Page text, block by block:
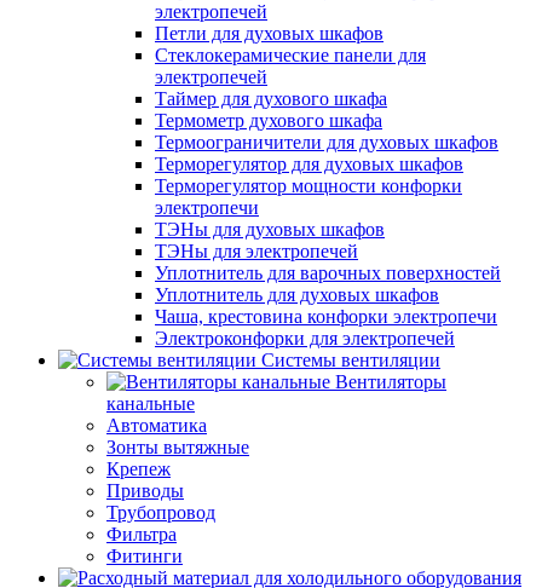
электропечей
Петли для духовых шкафов
Стеклокерамические панели для
электропечей
Таймер для духового шкафа
Термометр духового шкафа
Термоограничители для духовых шкафов
Терморегулятор для духовых шкафов
Терморегулятор мощности конфорки
электропечи
ТЭНы для духовых шкафов
ТЭНы для электропечей
Уплотнитель для варочных поверхностей
Уплотнитель для духовых шкафов
Чаша, крестовина конфорки электропечи
Электроконфорки для электропечей
Системы вентиляции
Вентиляторы
канальные
Автоматика
Зонты вытяжные
Крепеж
Приводы
Трубопровод
Фильтра
Фитинги